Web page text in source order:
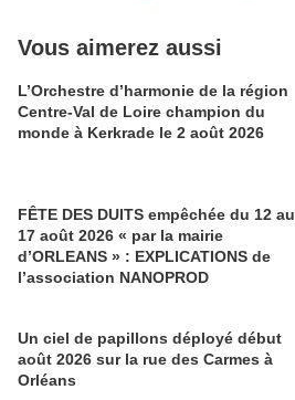
Vous aimerez aussi
L’Orchestre d’harmonie de la région
Centre-Val de Loire champion du
monde à Kerkrade le 2 août 2026
FÊTE DES DUITS empêchée du 12 au
17 août 2026 « par la mairie
d’ORLEANS » : EXPLICATIONS de
l’association NANOPROD
Un ciel de papillons déployé début
août 2026 sur la rue des Carmes à
Orléans